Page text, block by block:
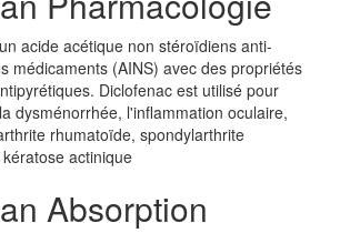
acide acétique non stéroïdiens anti-
médicaments (AINS) avec des propriétés
Diclofenac est utilisé pour
dysménorrhée, l'inflammation oculaire,
rhumatoïde, spondylarthrite
actinique
Absorption